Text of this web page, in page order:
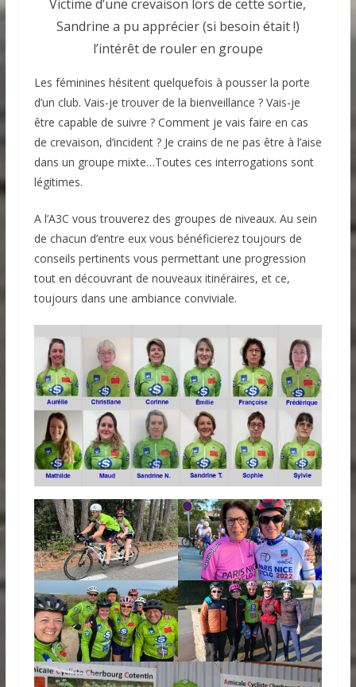
Victime d’une crevaison lors de cette sortie,
Sandrine a pu apprécier (si besoin était !)
l’intérêt de rouler en groupe
Les féminines hésitent quelquefois à pousser la porte
d’un club. Vais-je trouver de la bienveillance ? Vais-je
être capable de suivre ? Comment je vais faire en cas
de crevaison, d’incident ? Je crains de ne pas être à l’aise
dans un groupe mixte…Toutes ces interrogations sont
légitimes.
A l’A3C vous trouverez des groupes de niveaux. Au sein
de chacun d’entre eux vous bénéficierez toujours de
conseils pertinents vous permettant une progression
tout en découvrant de nouveaux itinéraires, et ce,
toujours dans une ambiance conviviale.